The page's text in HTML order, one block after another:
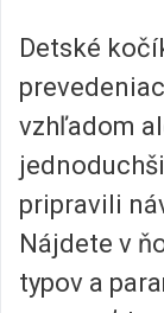
Detské
vzhľadom
pripravili
Nájdete v
typov a